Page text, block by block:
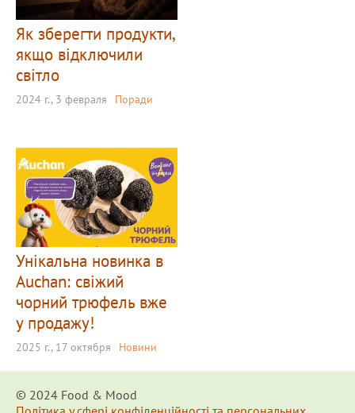
Як зберегти продукти,
якщо відключили
світло
2024 г., 3 февраля Поради
Унікальна новинка в
Auchan: свіжий
чорний трюфель вже
у продажу!
2025 г., 17 октября Новини
© 2024 Food & Мood